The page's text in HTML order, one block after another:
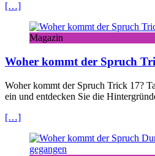
[…]
Magazin
Woher kommt der Spruch
Woher kommt der Spruch Trick 17?
ein und entdecken Sie die
[…]